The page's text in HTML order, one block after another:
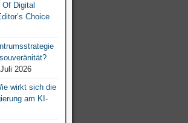
Digital
Choice
2026
wirkt sich die
am KI-